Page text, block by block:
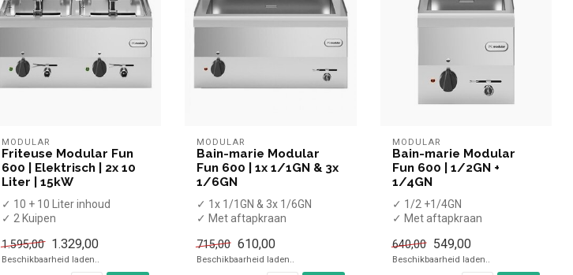
MODULAR
Friteuse Modular Fun
600 | Elektrisch | 2x 10
Liter | 15kW
✓ 10 + 10 Liter inhoud
✓ 2 Kuipen
✓ Tafelmodel
✓ 15 kW
1.595,00 1.329,00
Beschikbaarheid laden..
MODULAR
Bain-marie Modular
Fun 600 | 1x 1/1GN & 3x
1/6GN
✓ 1x 1/1GN & 3x 1/6GN
✓ Met aftapkraan
✓ 3 kW
✓ 230 Volt
715,00 610,00
Beschikbaarheid laden..
MODULAR
Bain-marie Modular
Fun 600 | 1/2GN +
1/4GN
✓ 1/2 +1/4GN
✓ Met aftapkraan
✓ 1,5 kW
✓ 230 Volt
640,00 549,00
Beschikbaarheid laden..